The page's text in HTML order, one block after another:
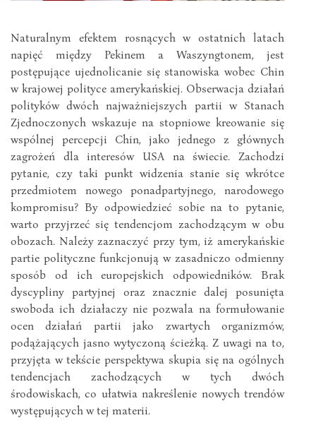
Naturalnym efektem rosnących w ostatnich latach
napięć między Pekinem a Waszyngtonem, jest
postępujące ujednolicanie się stanowiska wobec Chin
w krajowej polityce amerykańskiej. Obserwacja działań
polityków dwóch najważniejszych partii w Stanach
Zjednoczonych wskazuje na stopniowe kreowanie się
wspólnej percepcji Chin, jako jednego z głównych
zagrożeń dla interesów USA na świecie. Zachodzi
pytanie, czy taki punkt widzenia stanie się wkrótce
przedmiotem nowego ponadpartyjnego, narodowego
kompromisu? By odpowiedzieć sobie na to pytanie,
warto przyjrzeć się tendencjom zachodzącym w obu
obozach. Należy zaznaczyć przy tym, iż amerykańskie
partie polityczne funkcjonują w zasadniczo odmienny
sposób od ich europejskich odpowiedników. Brak
dyscypliny partyjnej oraz znacznie dalej posunięta
swoboda ich działaczy nie pozwala na formułowanie
ocen działań partii jako zwartych organizmów,
podążających jasno wytyczoną ścieżką. Z uwagi na to,
przyjęta w tekście perspektywa skupia się na ogólnych
tendencjach zachodzących w tych dwóch
środowiskach, co ułatwia nakreślenie nowych trendów
występujących w tej materii.